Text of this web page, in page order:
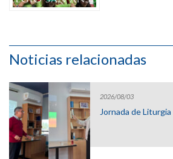
Noticias relacionadas
2026/08/03
Jornada de Liturgia